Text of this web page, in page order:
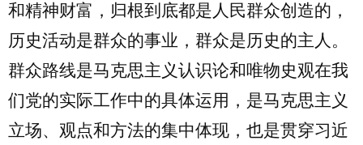
和精神财富，归根到底都是人民群众创造的，
历史活动是群众的事业，群众是历史的主人。
群众路线是马克思主义认识论和唯物史观在我
们党的实际工作中的具体运用，是马克思主义
立场、观点和方法的集中体现，也是贯穿习近